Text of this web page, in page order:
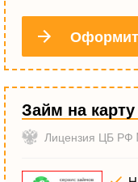
Займ на
Лицензия ЦБ РФ